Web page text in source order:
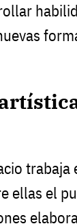
trabaja
ellas el